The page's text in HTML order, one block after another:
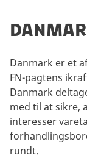
Danmark er et
FN-pagtens
Danmark
med til at sikre,
interesser
rundt.